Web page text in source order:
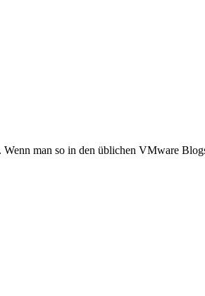
man so in den üblichen VMware